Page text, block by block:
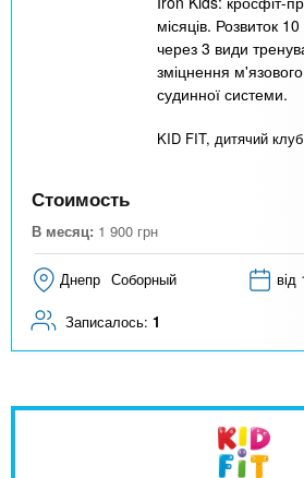
місяців. Розвиток
через 3 види
зміцнення
судинної системи.
KID FIT, дитячий клуб
Стоимость
В месяц: 1 900 грн
Днепр Соборный від
Записалось: 1